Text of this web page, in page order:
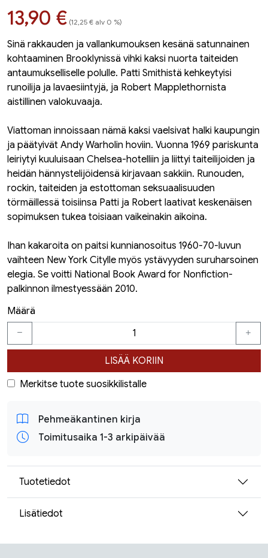
Hinta nyt
13,90 € (12,25 € alv 0 %)
Sinä rakkauden ja vallankumouksen kesänä satunnainen
kohtaaminen Brooklynissä vihki kaksi nuorta taiteiden
antaumukselliselle polulle. Patti Smithistä kehkeytyisi
runoilija ja lavaesiintyjä, ja Robert Mapplethornista
aistillinen valokuvaaja.
Viattoman innoissaan nämä kaksi vaelsivat halki kaupungin
ja päätyivät Andy Warholin hoviin. Vuonna 1969 pariskunta
leiriytyi kuuluisaan Chelsea-hotelliin ja liittyi taiteilijoiden ja
heidän hännystelijöidensä kirjavaan sakkiin. Runouden,
rockin, taiteiden ja estottoman seksuaalisuuden
törmäillessä toisiinsa Patti ja Robert laativat keskenäisen
sopimuksen tukea toisiaan vaikeinakin aikoina.
Ihan kakaroita on paitsi kunnianosoitus 1960-70-luvun
vaihteen New York Citylle myös ystävyyden suruharsoinen
elegia. Se voitti National Book Award for Nonfiction-
palkinnon ilmestyessään 2010.
Määrä
LISÄÄ KORIIN
Merkitse tuote suosikkilistalle
Pehmeäkantinen kirja
Toimitusaika 1-3 arkipäivää
Tuotetiedot
Lisätiedot